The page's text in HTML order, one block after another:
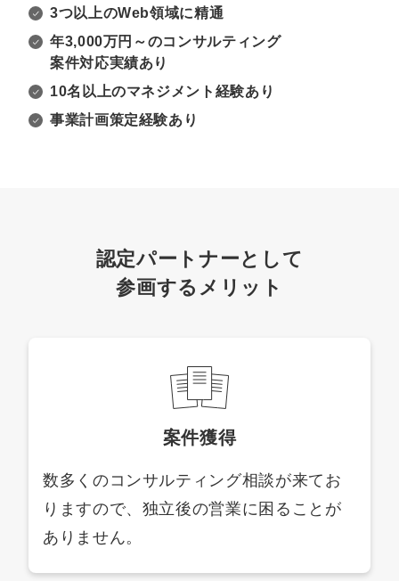
3つ以上のWeb領域に精通
年3,000万円～のコンサルティング
案件対応実績あり
10名以上のマネジメント経験あり
事業計画策定経験あり
認定パートナーとして
参画するメリット
案件獲得
数多くのコンサルティング相談が来てお
りますので、独立後の営業に困ることが
ありません。